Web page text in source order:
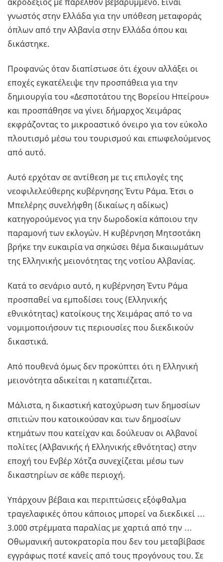
γνωστός στην Ελλάδα για την υπόθεση μεταφοράς
όπλων από την Αλβανία στην Ελλάδα όπου και
δικάστηκε.
Προφανώς όταν διαπίστωσε ότι έχουν αλλάξει οι
εποχές εγκατέλειψε την προσπάθεια για την
δημιουργία του «Δεσποτάτου της Βορείου Ηπείρου»
και προσπάθησε να γίνει δήμαρχος Χειμάρας
εκφράζοντας το μικροαστικό όνειρο για τον εύκολο
πλουτισμό μέσω του τουρισμού και επωφελούμενος
από αυτό.
Αυτό ερχόταν σε αντίθεση με τις επιλογές της
νεοφιλελεύθερης κυβέρνησης Έντυ Ράμα. Έτσι ο
Μπελέρης συνελήφθη (δικαίως η αδίκως)
κατηγορούμενος για την δωροδοκία κάποιου την
παραμονή των εκλογών. Η κυβέρνηση Μητσοτάκη
βρήκε την ευκαιρία να σηκώσει θέμα δικαιωμάτων
της Ελληνικής μειονότητας της νοτίου Αλβανίας.
Κατά το σενάριο αυτό, η κυβέρνηση Έντυ Ράμα
προσπαθεί να εμποδίσει τους (Ελληνικής
εθνικότητας) κατοίκους της Χειμάρας από το να
νομιμοποιήσουν τις περιουσίες που διεκδικούν
δικαστικά.
Από πουθενά όμως δεν προκύπτει ότι η Ελληνική
μειονότητα αδικείται η καταπιέζεται.
Μάλιστα, η δικαστική κατοχύρωση των δημοσίων
σπιτιών που κατοικούσαν και των δημοσίων
κτημάτων που κατείχαν και δούλευαν οι Αλβανοί
πολίτες (Αλβανικής ή Ελληνικής εθνότητας) στην
εποχή του Ενβέρ Χότζα συνεχίζεται μέσω των
δικαστηρίων σε κάθε περιοχή.
Υπάρχουν βέβαια και περιπτώσεις εξόφθαλμα
τραγελαφικές όπου κάποιος μπορεί να διεκδικεί …
3.000 στρέμματα παραλίας με χαρτιά από την …
Οθωμανική αυτοκρατορία που δεν του μεταβίβασε
εγγράφως ποτέ κανείς από τους προγόνους του. Σε